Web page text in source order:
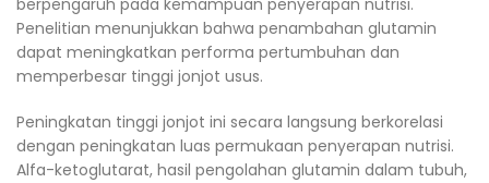
berpengaruh pada kemampuan penyerapan nutrisi.
Penelitian menunjukkan bahwa penambahan glutamin
dapat meningkatkan performa pertumbuhan dan
memperbesar tinggi jonjot usus.
Peningkatan tinggi jonjot ini secara langsung berkorelasi
dengan peningkatan luas permukaan penyerapan nutrisi.
Alfa-ketoglutarat, hasil pengolahan glutamin dalam tubuh,